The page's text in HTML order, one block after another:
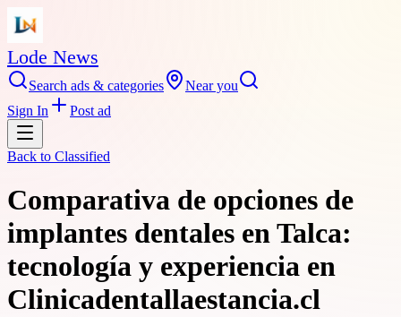
Lode News
Search ads & categories
Near you
Sign In
Post ad
Back to Classified
Comparativa de opciones de
implantes dentales en Talca:
tecnología y experiencia en
Clinicadentallaestancia.cl